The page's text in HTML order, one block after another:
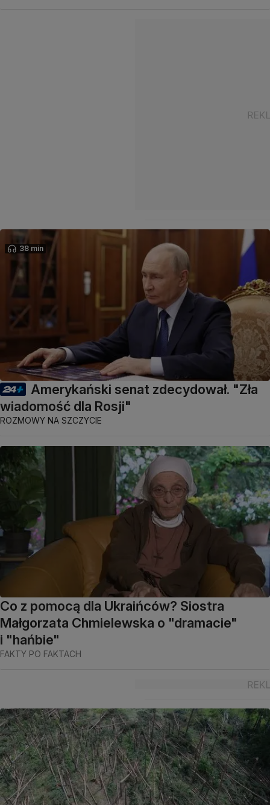
38 min
Amerykański senat zdecydował. "Zła
wiadomość dla Rosji"
ROZMOWY NA SZCZYCIE
Co z pomocą dla Ukraińców? Siostra
Małgorzata Chmielewska o "dramacie"
i "hańbie"
FAKTY PO FAKTACH